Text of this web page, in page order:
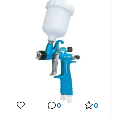
0 0